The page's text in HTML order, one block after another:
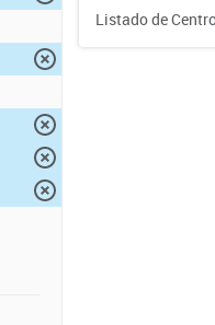
Listado de